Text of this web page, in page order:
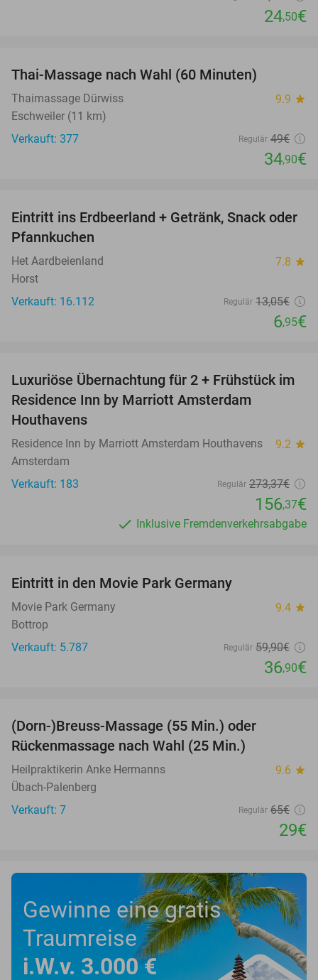
24,50€
Thai-Massage nach Wahl (60 Minuten)
Thaimassage Dürwiss 9.9 star
Eschweiler (11 km)
Verkauft: 377
Regulär 49€
34,90€
47%
Eintritt ins Erdbeerland + Getränk, Snack oder
Pfannkuchen
Het Aardbeienland 7.8 star
Horst
Verkauft: 16.112
Regulär 13,05€
6,95€
43%
Luxuriöse Übernachtung für 2 + Frühstück im
Residence Inn by Marriott Amsterdam
Houthavens
Residence Inn by Marriott Amsterdam Houthavens 9.2 star
Amsterdam
Verkauft: 183
Regulär 273,37€
156,37€
Inklusive Fremdenverkehrsabgabe
Eintritt in den Movie Park Germany
Movie Park Germany 9.4 star
Bottrop
Verkauft: 5.787
Regulär 59,90€
36,90€
(Dorn-)Breuss-Massage (55 Min.) oder
Rückenmassage nach Wahl (25 Min.)
Heilpraktikerin Anke Hermanns 9.6 star
Übach-Palenberg
Verkauft: 7
Regulär 65€
29€
Gewinne eine gratis
Traumreise
i.W.v. 3.000 €